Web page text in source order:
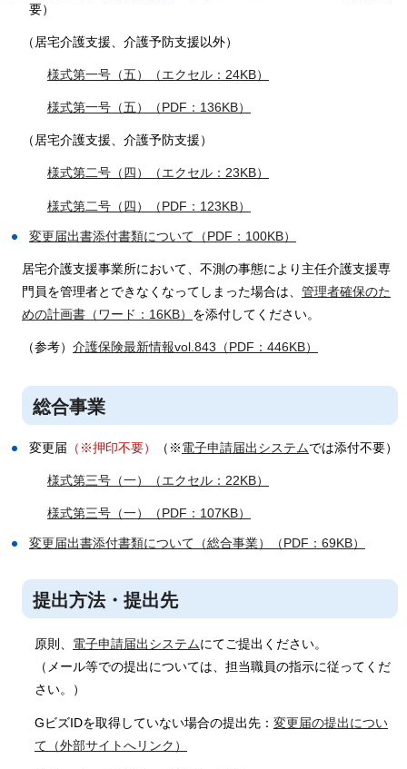
要）
（ 居宅介護支援、介護予防支援以外）
様式第一号（五）（エクセル：24KB）
様式第一号（五）（PDF：136KB）
（居宅介護支援、介護予防支援）
様式第二号（四）（エクセル：23KB）
様式第二号（四）（PDF：123KB）
変更届出書添付書類について（PDF：100KB）
居宅介護支援事業所において、不測の事態により主任介護支援専
門員を管理者とできなくなってしまった場合は、 管理者確保のた
めの計画書（ワード：16KB） を添付してください。
（参考） 介護保険最新情報vol.843（PDF：446KB）
総合事業
変更届 （※押印不要） （※電子申請届出システムでは添付不要）
様式第三号（一）（エクセル：22KB）
様式第三号（一）（PDF：107KB）
変更届出書添付書類について（総合事業）（PDF：69KB）
提出方法・提出先
原則、 電子申請届出システムにてご提出ください。
（メール等での提出については、担当職員の指示に従ってくだ
さい。）
GビズIDを取得していない場合の提出先： 変更届の提出につい
て（外部サイトへリンク）